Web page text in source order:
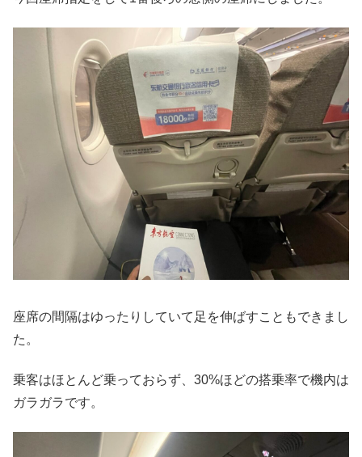
座席の間隔はゆったりしていて足を伸ばすこともできまし
た。
乗客はほとんど乗っておらず、30%ほどの搭乗率で機内は
ガラガラです。